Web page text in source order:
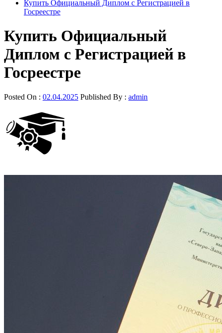
Купить Официальный Диплом с Регистрацией в
Госреестре
Купить Официальный
Диплом с Регистрацией в
Госреестре
Posted On : 02.04.2025 Published By : admin